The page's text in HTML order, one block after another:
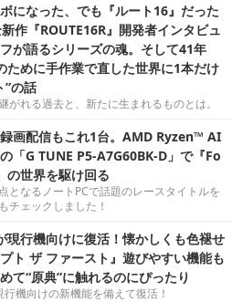
になった、でも『ルート16』だった
作『ROUTE16R』開発者インタビュ
が語るシリーズの魂。そして41年
ために手作業で直した世界に1本だけ
”の話
がれる過去と、新たに生まれるものとは。
画配信もこれ1台。AMD Ryzen™ AI
「G TUNE P5-A7G60BK-D」で『Fo
世界を駆け回る
となるノートPCで話題のレースタイトルを
チェックしました！
現行機向けに復活！懐かしくも色褪せ
ト ザ ファースト』遊びやすい機能も
て“原典”に触れるのにぴったり
機向けの新機能を備えて復活！